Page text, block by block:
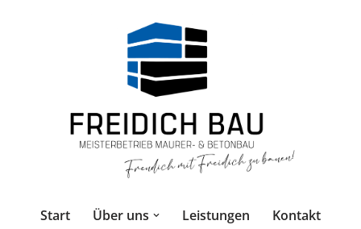
Start Über uns Leistungen Kontakt